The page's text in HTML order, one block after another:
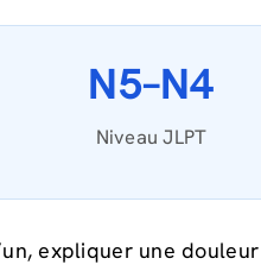
N5–N4
Niveau JLPT
expliquer une